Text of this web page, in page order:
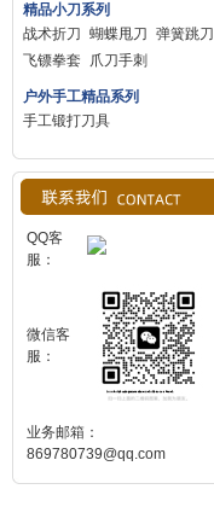
精品小刀系列
战术折刀 蝴蝶甩刀 弹簧跳刀
飞镖拳套
爪刀手刺
户外手工精品系列
手工锻打刀具
QQ客
服：
微信客
服：
业务邮箱：
869780739@qq.com